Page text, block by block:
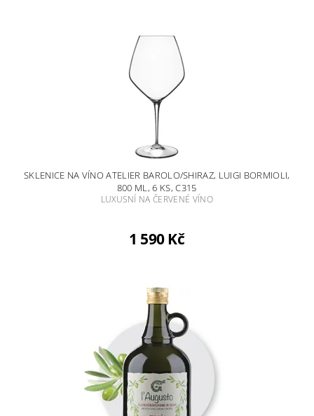
SKLENICE NA VÍNO ATELIER BAROLO/SHIRAZ, LUIGI BORMIOLI,
800 ML, 6 KS, C315
LUXUSNÍ NA ČERVENÉ VÍNO
1 590 Kč